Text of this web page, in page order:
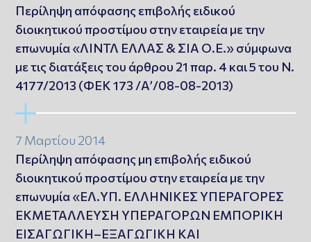
Περίληψη απόφασης επιβολής ειδικού
διοικητικού προστίμου στην εταιρεία με την
επωνυμία «ΛΙΝΤΛ ΕΛΛΑΣ & ΣΙΑ Ο.Ε.» σύμφωνα
με τις διατάξεις του άρθρου 21 παρ. 4 και 5 του Ν.
4177/2013 (ΦΕΚ 173 /Αʼ/08-08-2013)
7 Μαρτίου 2014
Περίληψη απόφασης μη επιβολής ειδικού
διοικητικού προστίμου στην εταιρεία με την
επωνυμία «ΕΛ.ΥΠ. ΕΛΛΗΝΙΚΕΣ ΥΠΕΡΑΓΟΡΕΣ
ΕΚΜΕΤΑΛΛΕΥΣΗ ΥΠΕΡΑΓΟΡΩΝ ΕΜΠΟΡΙΚΗ
ΕΙΣΑΓΩΓΙΚΗ–ΕΞΑΓΩΓΙΚΗ ΚΑΙ